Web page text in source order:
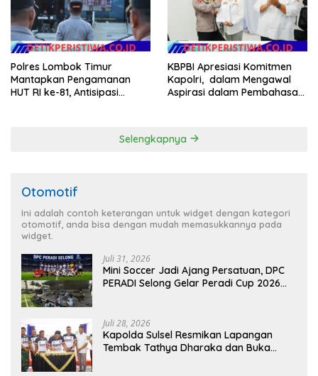
Polres Lombok Timur
Mantapkan Pengamanan
HUT RI ke-81, Antisipasi
KBPBI Apresiasi Komitmen
Kapolri, dalam Mengawal
Aspirasi dalam Pembahasan
Selengkapnya
Otomotif
Ini adalah contoh keterangan untuk widget dengan kategori
otomotif, anda bisa dengan mudah memasukkannya pada
widget.
Juli 31, 2026
Mini Soccer Jadi Ajang Persatuan, DPC
PERADI Selong Gelar Peradi Cup 2026
Juli 28, 2026
Kapolda Sulsel Resmikan Lapangan
Tembak Tathya Dharaka dan Buka